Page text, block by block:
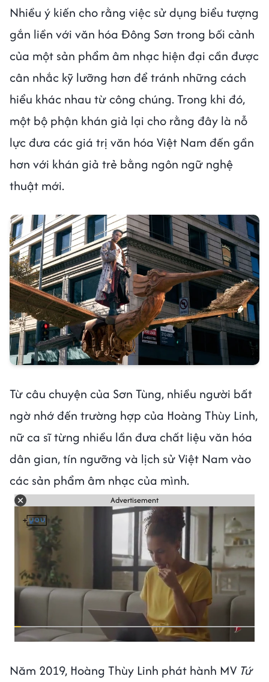
Nhiều ý kiến cho rằng việc sử dụng biểu tượng
gắn liền với văn hóa Đông Sơn trong bối cảnh
của một sản phẩm âm nhạc hiện đại cần được
cân nhắc kỹ lưỡng hơn để tránh những cách
hiểu khác nhau từ công chúng. Trong khi đó,
một bộ phận khán giả lại cho rằng đây là nỗ
lực đưa các giá trị văn hóa Việt Nam đến gần
hơn với khán giả trẻ bằng ngôn ngữ nghệ
thuật mới.
Từ câu chuyện của Sơn Tùng, nhiều người bất
ngờ nhớ đến trường hợp của Hoàng Thùy Linh,
nữ ca sĩ từng nhiều lần đưa chất liệu văn hóa
dân gian, tín ngưỡng và lịch sử Việt Nam vào
các sản phẩm âm nhạc của mình.
Advertisement
Năm 2019, Hoàng Thùy Linh phát hành MV Tứ